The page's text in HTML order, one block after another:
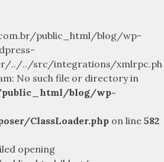
public_html/blog/wp-
../../src/integrations/xmlrpc.ph
No such file or directory in
public_html/blog/wp-
ClassLoader.php on line 582
opening